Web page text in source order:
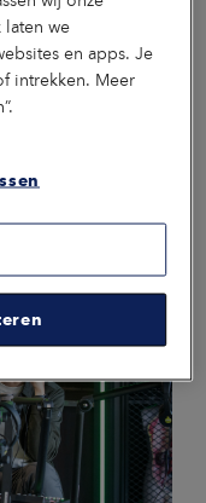
laten we
en apps. Je
intrekken. Meer